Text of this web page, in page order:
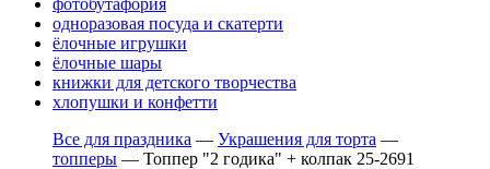
фотобутафория
одноразовая посуда и скатерти
ёлочные игрушки
ёлочные шары
книжки для детского творчества
хлопушки и конфетти
Все для праздника — Украшения для торта —
топперы — Топпер "2 годика" + колпак 25-2691